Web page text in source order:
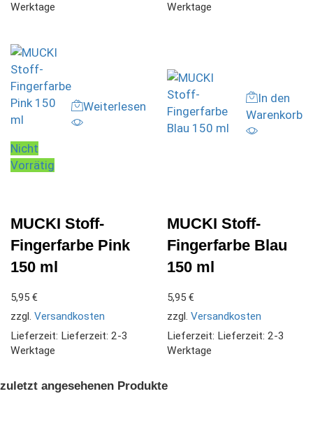
Werktage Werktage
Nicht
Vorrätig
Weiterlesen
MUCKI Stoff-
Fingerfarbe Pink
150 ml
5,95 €
zzgl. Versandkosten
Lieferzeit: Lieferzeit: 2-3
Werktage
In den
Warenkorb
MUCKI Stoff-
Fingerfarbe Blau
150 ml
5,95 €
zzgl. Versandkosten
Lieferzeit: Lieferzeit: 2-3
Werktage
zuletzt angesehenen Produkte